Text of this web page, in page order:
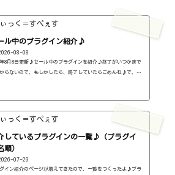
っく＝すぺぇす
ル中のプラグイン紹介♪
08-08
8月8日更新♪セール中のプラグインを紹介♪終了がいつかまで
からないので、もしかしたら、終了していたらごめんね♪で、相
（2B Played Music）定価：29.99ドル → 19.99ドル（本家さ
REVERBED（2B Played Music）定価：29.99ドル → 19.99ド
家さ...
っく＝すぺぇす
しているプラグインの一覧♪（プラグイ
順）
07-29
イン紹介のページが増えてきたので、一覧をつくったよ♪プラ